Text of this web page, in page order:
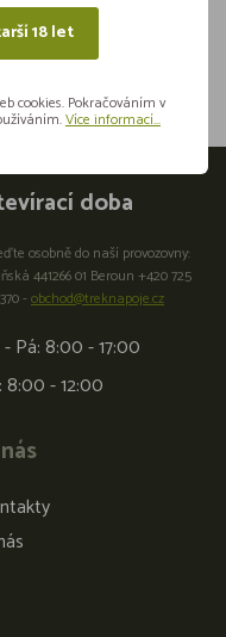
doba
osobně do naší provozovny:
441266 01 Beroun +420 725
-obchod@treknapoje.cz
Pá: 8:00 - 17:00
8:00 - 12:00
18 let
cookies. Pokračováním v
Více informací...